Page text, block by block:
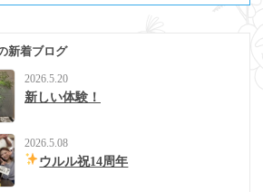
新着ブログ
2026.5.20
新しい体験！
2026.5.08
ウルル祝14周年